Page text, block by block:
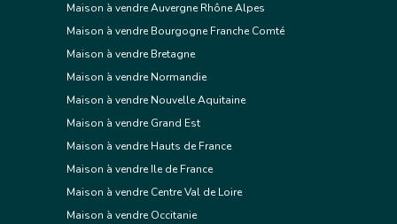
Maison à vendre Auvergne Rhône Alpes
Maison à vendre Bourgogne Franche Comté
Maison à vendre Bretagne
Maison à vendre Normandie
Maison à vendre Nouvelle Aquitaine
Maison à vendre Grand Est
Maison à vendre Hauts de France
Maison à vendre Ile de France
Maison à vendre Centre Val de Loire
Maison à vendre Occitanie